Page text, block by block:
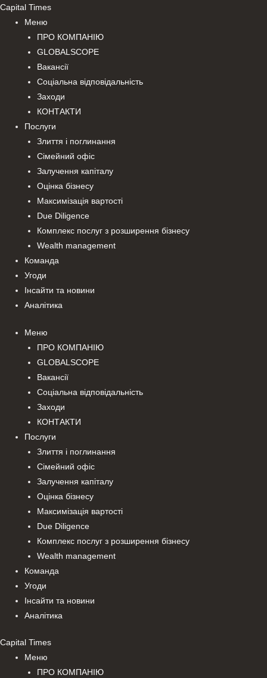
Перейти
Capital Times
Меню
ПРО КОМПАНІЮ
GLOBALSCOPE
Вакансії
Соціальна відповідальність
Заходи
КОНТАКТИ
Послуги
Злиття і поглинання
Сімейний офіс
Залучення капіталу
Оцінка бізнесу
Максимізація вартості
Due Diligence
Комплекс послуг з розширення бізнесу
Wealth management
Команда
Угоди
Інсайти та новини
Аналітика
Меню
ПРО КОМПАНІЮ
GLOBALSCOPE
Вакансії
Соціальна відповідальність
Заходи
КОНТАКТИ
Послуги
Злиття і поглинання
Сімейний офіс
Залучення капіталу
Оцінка бізнесу
Максимізація вартості
Due Diligence
Комплекс послуг з розширення бізнесу
Wealth management
Команда
Угоди
Інсайти та новини
Аналітика
Capital Times
Меню
ПРО КОМПАНІЮ